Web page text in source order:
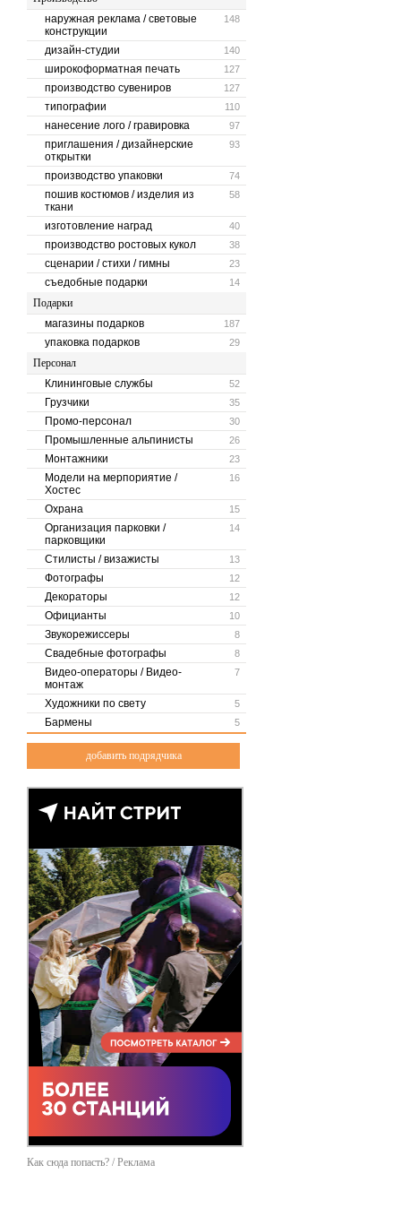
148
наружная реклама / световые
конструкции
140
дизайн-студии
127
широкоформатная печать
127
производство сувениров
110
типографии
97
нанесение лого / гравировка
93
приглашения / дизайнерские
открытки
74
производство упаковки
58
пошив костюмов / изделия из
ткани
40
изготовление наград
38
производство ростовых кукол
23
сценарии / стихи / гимны
14
съедобные подарки
Подарки
187
магазины подарков
29
упаковка подарков
Персонал
52
Клининговые службы
35
Грузчики
30
Промо-персонал
26
Промышленные альпинисты
23
Монтажники
16
Модели на мерпориятие /
Хостес
15
Охрана
14
Организация парковки /
парковщики
13
Стилисты / визажисты
12
Фотографы
12
Декораторы
10
Официанты
8
Звукорежиссеры
8
Свадебные фотографы
7
Видео-операторы / Видео-
монтаж
5
Художники по свету
5
Бармены
добавить подрядчика
Как сюда попасть? / Реклама